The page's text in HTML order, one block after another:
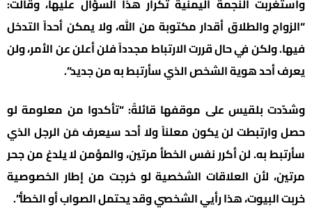
واستغربت النجمة اليمنية تكرار هذا السؤال عليها، وقالت:
“الزواج والطلاق أقدار مكتوبة من الله، ولا يمكن أحداً التدخل
فيها. ولكن في حال قررت الارتباط مجدداً فلن أعلن عن الأمر، ولن
يعرف أحد هوية الشخص الذي سأرتبط به من جديد”.
وشدّدت بلقيس على موقفها قائلةً: “تأكدوا من معلومة لو
حصل وارتبطت لن يكون معلناً ولا أحد سيعرف مَن الرجل الذي
سأرتبط به. لن أكرر نفس الخطأ مرتين، والمؤمن لا يلدغ من جحر
مرتين، لأن العلاقات الشخصية لو خرجت من إطار الخصوصية
خربت البيوت، هذا رأيي الشخصي وقد يحتمل الصواب أو الخطأ”.